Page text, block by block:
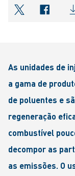
As unidades de
a gama de
de poluentes e
regeneração
combustível
decompor as
as emissões. O